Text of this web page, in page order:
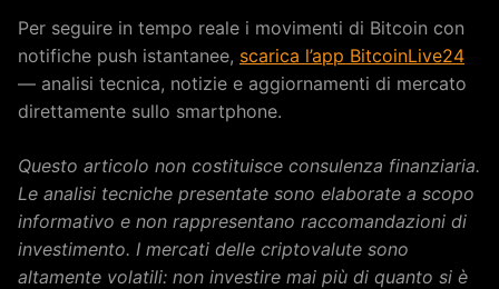
Per seguire in tempo reale i movimenti di Bitcoin con
notifiche push istantanee, scarica l’app BitcoinLive24
— analisi tecnica, notizie e aggiornamenti di mercato
direttamente sullo smartphone.
Questo articolo non costituisce consulenza finanziaria.
Le analisi tecniche presentate sono elaborate a scopo
informativo e non rappresentano raccomandazioni di
investimento. I mercati delle criptovalute sono
altamente volatili: non investire mai più di quanto si è